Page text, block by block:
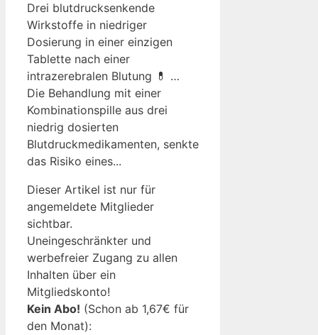
Drei blutdrucksenkende
Wirkstoffe in niedriger
Dosierung in einer einzigen
Tablette nach einer
intrazerebralen Blutung 💊 …
Die Behandlung mit einer
Kombinationspille aus drei
niedrig dosierten
Blutdruckmedikamenten, senkte
das Risiko eines...
Dieser Artikel ist nur für
angemeldete Mitglieder
sichtbar.
Uneingeschränkter und
werbefreier Zugang zu allen
Inhalten über ein
Mitgliedskonto!
Kein Abo! (Schon ab 1,67€ für
den Monat):